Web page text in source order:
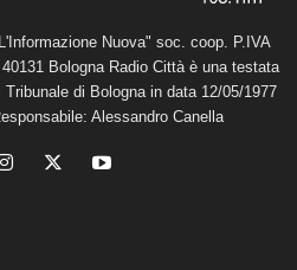
Nuova" soc. coop. P.IVA
Bologna Radio Città è una testata
di Bologna in data 12/05/1977
Alessandro Canella